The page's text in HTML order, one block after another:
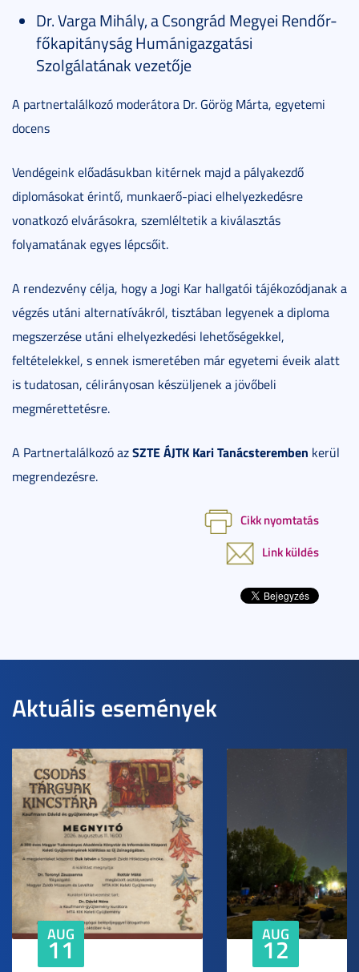
Dr. Varga Mihály, a Csongrád Megyei Rendőr-
főkapitányság Humánigazgatási
Szolgálatának vezetője
A partnertalálkozó moderátora Dr. Görög Márta, egyetemi
docens
Vendégeink előadásukban kitérnek majd a pályakezdő
diplomásokat érintő, munkaerő-piaci elhelyezkedésre
vonatkozó elvárásokra, szemléltetik a kiválasztás
folyamatának egyes lépcsőit.
A rendezvény célja, hogy a Jogi Kar hallgatói tájékozódjanak a
végzés utáni alternatívákról, tisztában legyenek a diploma
megszerzése utáni elhelyezkedési lehetőségekkel,
feltételekkel, s ennek ismeretében már egyetemi éveik alatt
is tudatosan, célirányosan készüljenek a jövőbeli
megmérettetésre.
A Partnertalálkozó azSZTE ÁJTK Kari Tanácsteremben kerül
megrendezésre.
Cikk nyomtatás
Link küldés
Aktuális események
AUG
11 AUG
12